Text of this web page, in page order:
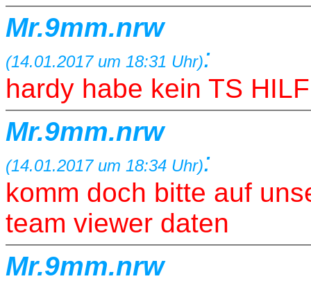
Mr.9mm.nrw
(14.01.2017 um 18:31 Uhr):
hardy habe kein TS
Mr.9mm.nrw
(14.01.2017 um 18:34 Uhr):
komm doch bitte auf
team viewer daten
Mr.9mm.nrw